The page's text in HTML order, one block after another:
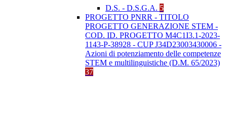
D.S. - D.S.G.A. 5
PROGETTO PNRR - TITOLO
PROGETTO GENERAZIONE STEM -
COD. ID. PROGETTO M4C1I3.1-2023-
1143-P-38928 - CUP J34D23003430006 -
Azioni di potenziamento delle competenze
STEM e multilinguistiche (D.M. 65/2023)
37